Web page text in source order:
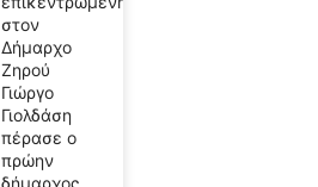
στον
Δήμαρχο
Ζηρού
Γιώργο
Γιολδάση
πέρασε ο
πρώην